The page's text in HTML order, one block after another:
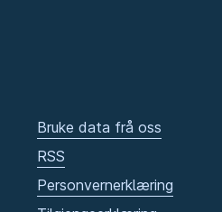
Bruke data frå oss
RSS
Personvernerklæring